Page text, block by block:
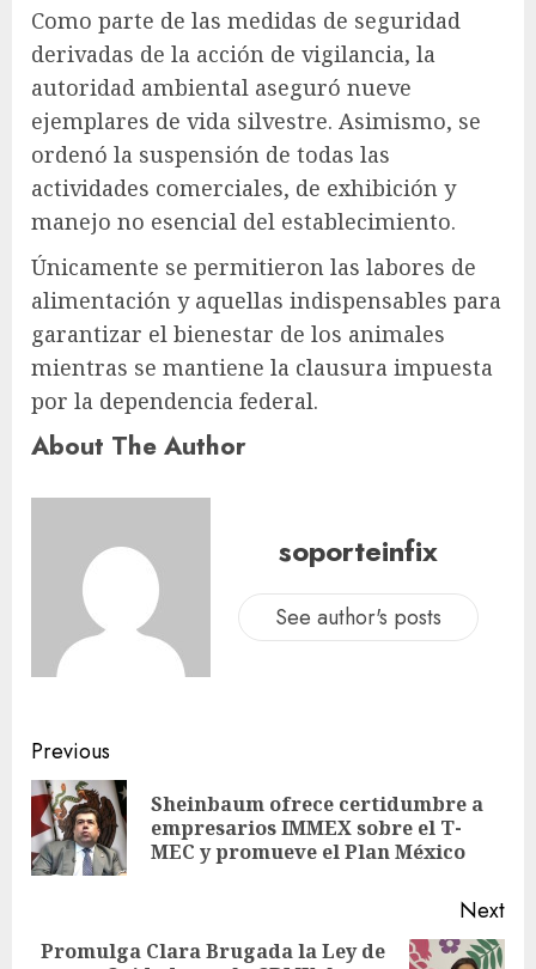
Como parte de las medidas de seguridad
derivadas de la acción de vigilancia, la
autoridad ambiental aseguró nueve
ejemplares de vida silvestre. Asimismo, se
ordenó la suspensión de todas las
actividades comerciales, de exhibición y
manejo no esencial del establecimiento.
Únicamente se permitieron las labores de
alimentación y aquellas indispensables para
garantizar el bienestar de los animales
mientras se mantiene la clausura impuesta
por la dependencia federal.
About The Author
soporteinfix
See author's posts
Previous
Sheinbaum ofrece certidumbre a
empresarios IMMEX sobre el T-
MEC y promueve el Plan México
Next
Promulga Clara Brugada la Ley de